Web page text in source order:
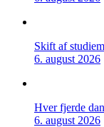
Skift af
6. august 2026
Hver fjerde
6. august 2026